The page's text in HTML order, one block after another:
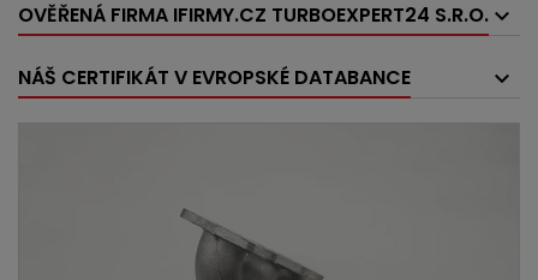
OVĚŘENÁ FIRMA IFIRMY.CZ TURBOEXPERT24 S.R.O.
NÁŠ CERTIFIKÁT V EVROPSKÉ DATABANCE